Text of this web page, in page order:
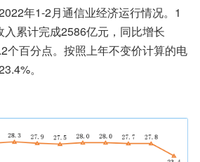
年1-2月通信业经济运行情况。1
入累计完成2586亿元，同比增长
个百分点。按照上年不变价计算的电
。